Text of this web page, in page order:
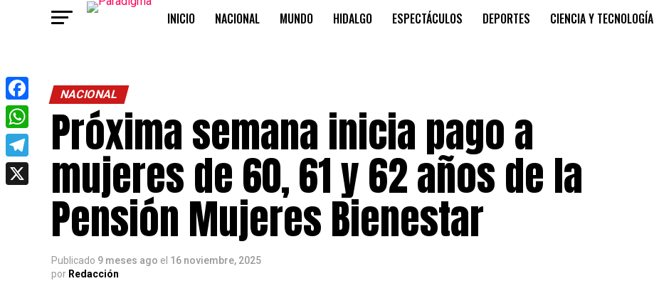
INICIO NACIONAL MUNDO HIDALGO ESPECTÁCULOS DEPORTES CIENCIA Y TECNOLOGÍA
NACIONAL
Próxima semana inicia pago a
mujeres de 60, 61 y 62 años de la
Pensión Mujeres Bienestar
Publicado 9 meses ago el 16 noviembre, 2025
por Redacción
Facebook
WhatsApp
Telegram